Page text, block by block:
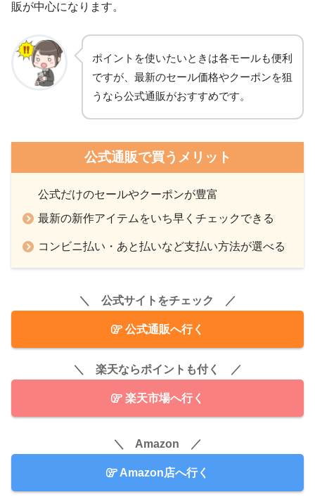
販が中心になります。
ポイントを使いたいときは各モールも便利
ですが、最新のセール価格やクーポンを狙
うなら公式通販がおすすめです。
公式通販で買うメリット
公式だけのセールやクーポンが豊富
最新の新作アイテムをいち早くチェックできる
コンビニ払い・あと払いなど支払い方法が選べる
＼ 公式サイトをチェック ／
公式通販へ行く
＼ 楽天ならポイントも付く ／
楽天市場へ行く
＼ Amazon ／
Amazon店へ行く